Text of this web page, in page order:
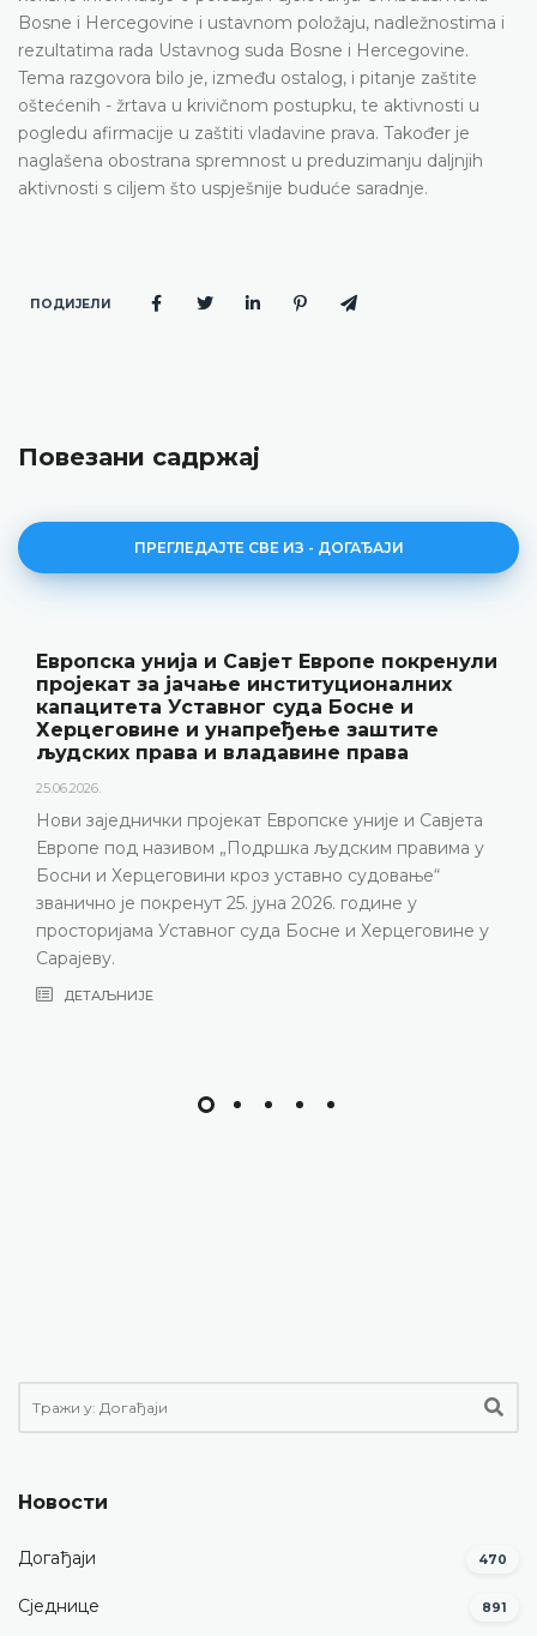
Bosne i Hercegovine i ustavnom položaju, nadležnostima i
rezultatima rada Ustavnog suda Bosne i Hercegovine.
Tema razgovora bilo je, između ostalog, i pitanje zaštite
oštećenih - žrtava u krivičnom postupku, te aktivnosti u
pogledu afirmacije u zaštiti vladavine prava. Također je
naglašena obostrana spremnost u preduzimanju daljnjih
aktivnosti s ciljem što uspješnije buduće saradnje.
ПОДИЈЕЛИ
Повезани садржај
ПРЕГЛЕДАЈТЕ СВЕ ИЗ - ДОГАЂАЈИ
Европска унија и Савјет Европе покренули
пројекат за јачање институционалних
капацитета Уставног суда Босне и
Херцеговине и унапређење заштите
људских права и владавине права
25.06.2026.
Нови заједнички пројекат Европске уније и Савјета
Европе под називом „Подршка људским правима у
Босни и Херцеговини кроз уставно судовање“
званично је покренут 25. јуна 2026. године у
просторијама Уставног суда Босне и Херцеговине у
Сарајеву.
ДЕТАЉНИЈЕ
Новости
Догађаји 470
Сједнице 891